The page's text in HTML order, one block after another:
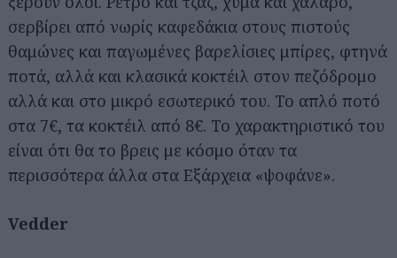
σερβίρει από νωρίς καφεδάκια στους πιστούς
θαμώνες και παγωμένες βαρελίσιες μπίρες, φτηνά
ποτά, αλλά και κλασικά κοκτέιλ στον πεζόδρομο
αλλά και στο μικρό εσωτερικό του. Το απλό ποτό
στα 7€, τα κοκτέιλ από 8€. Το χαρακτηριστικό του
είναι ότι θα το βρεις με κόσμο όταν τα
περισσότερα άλλα στα Εξάρχεια «ψοφάνε».
Vedder